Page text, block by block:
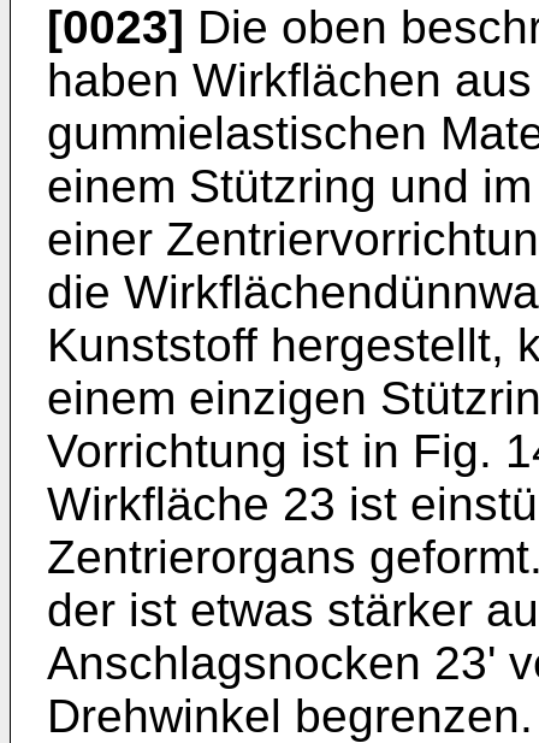
[0023] Die oben
haben Wirkflächen
gummielastischen
einem Stützring und
einer
die
Kunststoff hergestellt,
einem einzigen
Vorrichtung ist in Fig.
Wirkfläche 23 ist
Zentrierorgans
der ist etwas stärker
Anschlagsnocken 23'
Drehwinkel begrenzen.